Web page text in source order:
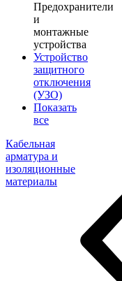
Предохранители
и
монтажные
устройства
Устройство
защитного
отключения
(УЗО)
Показать
все
Кабельная
арматура и
изоляционные
материалы